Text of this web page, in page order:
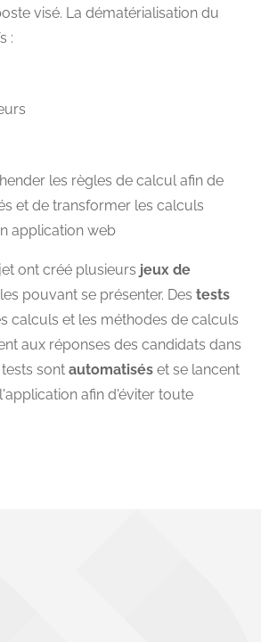
visé. La dématérialisation du
:
les règles de calcul afin de
et de transformer les calculs
application web
ont créé plusieurs jeux de
pouvant se présenter. Des tests
calculs et les méthodes de calculs
aux réponses des candidats dans
sont automatisés et se lancent
afin d'éviter toute